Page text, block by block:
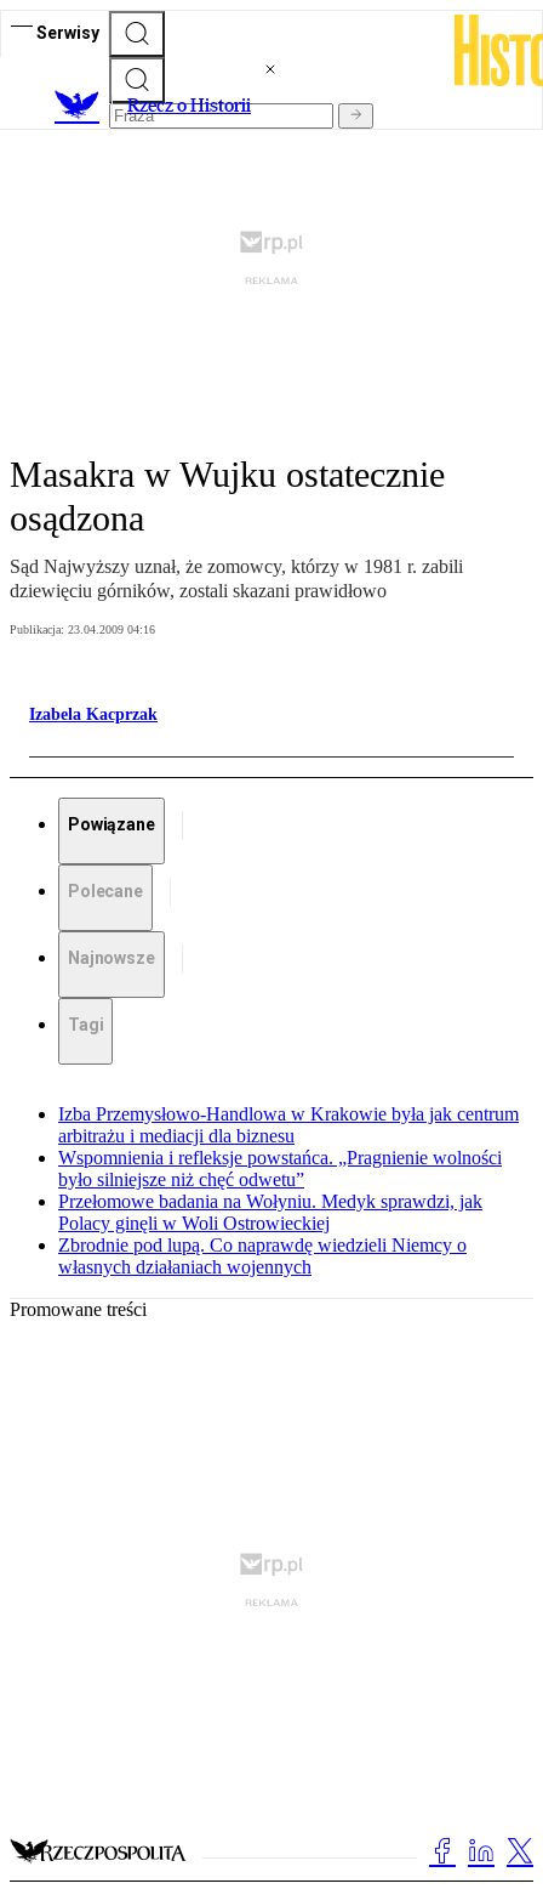
Serwisy
Rzecz o Historii
Masakra w Wujku ostatecznie
osądzona
Sąd Najwyższy uznał, że zomowcy, którzy w 1981 r. zabili
dziewięciu górników, zostali skazani prawidłowo
Publikacja: 23.04.2009 04:16
Izabela Kacprzak
Powiązane
Polecane
Najnowsze
Tagi
Izba Przemysłowo-Handlowa w Krakowie była jak centrum
arbitrażu i mediacji dla biznesu
Wspomnienia i refleksje powstańca. „Pragnienie wolności
było silniejsze niż chęć odwetu”
Przełomowe badania na Wołyniu. Medyk sprawdzi, jak
Polacy ginęli w Woli Ostrowieckiej
Zbrodnie pod lupą. Co naprawdę wiedzieli Niemcy o
własnych działaniach wojennych
Promowane treści